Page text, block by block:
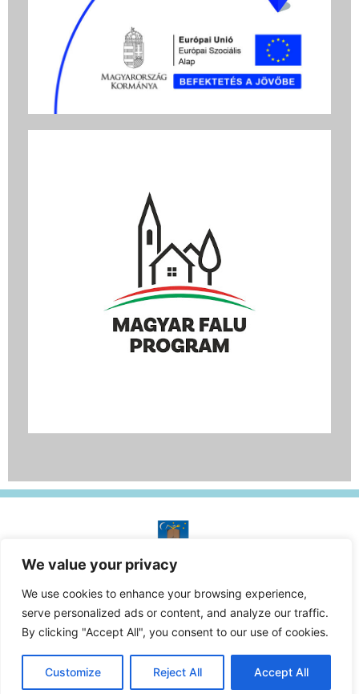
We value your privacy
We use cookies to enhance your browsing experience,
serve personalized ads or content, and analyze our traffic.
By clicking "Accept All", you consent to our use of cookies.
Customize Reject All Accept All
A honlap tulajdonosa:
Kercaszomor Község Önkormányzata
© Minden jog fenntartva.
Adatkezelési tájékoztató